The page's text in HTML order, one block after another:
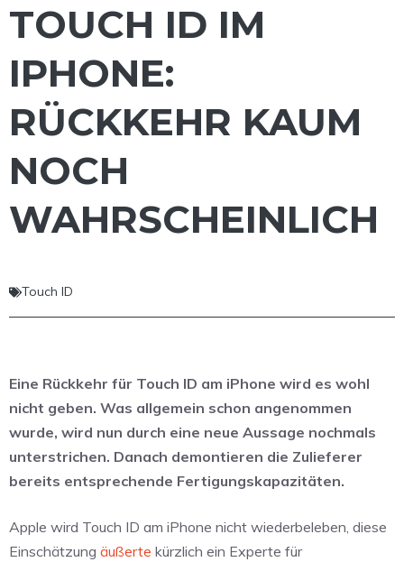
TOUCH ID IM
IPHONE:
RÜCKKEHR KAUM
NOCH
WAHRSCHEINLICH
Touch ID
Eine Rückkehr für Touch ID am iPhone wird es wohl
nicht geben. Was allgemein schon angenommen
wurde, wird nun durch eine neue Aussage nochmals
unterstrichen. Danach demontieren die Zulieferer
bereits entsprechende Fertigungskapazitäten.
Apple wird Touch ID am iPhone nicht wiederbeleben, diese
Einschätzung äußerte kürzlich ein Experte für